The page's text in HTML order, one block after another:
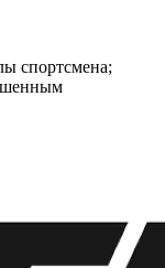
спортсмена;